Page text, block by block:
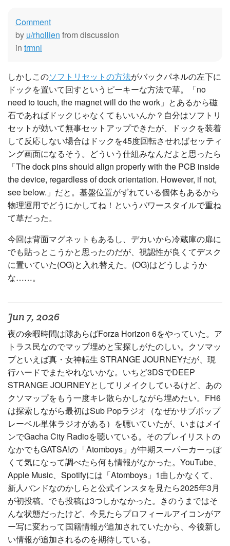
Comment
by u/rhollien from discussion
in trmnl
しかしこのソフトリセットの方法がバックパネルの左下に
ドックを置いて回すというピーキーな方法で草。「no
need to touch, the magnet will do the work」とあるから磁
石であればドックじゃなくてもいいんか？自分はソフトリ
セットが効いて無事セットアップできたが、ドックを装着
して反応しない場合はドックを45度回転させればセッティ
ング画面になるそう。どういう仕組みなんだよと思ったら
「The dock pins should align properly with the PCB inside
the device, regardless of dock orientation. However, if not,
see below.」だと。基盤位置がずれている個体もあるから
物理運用でどうにかしてね！というパワースタイルで重ね
て草だった。
今回は背面マグネットもあるし、デカいから冷蔵庫の扉に
でも貼っとこうかと思ったのだが、視認性が良くてデスク
に置いていた(OG)と入れ替えた。(OG)はどうしようか
な……。
Jun 7, 2026
夜の余暇時間は隙あらばForza Horizon 6をやっていた。ア
トラス民なのでマップ埋めと宝探しがたのしい。クソマッ
プといえば真・女神転生 STRANGE JOURNEYだが、現
行ハードでまたやれないかな。いちど3DSでDEEP
STRANGE JOURNEYとしてリメイクしているけど、あの
クソマップをもう一度キレ散らかしながら埋めたい。FH6
は探索しながら最初はSub Popラジオ（なぜかサブポップ
レーベル単体ラジオがある）を聴いていたが、いまはメイ
ンでGacha City Radioを聴いている。そのプレイリストの
なかでもGATSA!の「Atomboys」が中期スーパーカーっぽ
くて気になって調べたら何も情報がなかった。YouTube、
Apple Music、Spotifyには「Atomboys」1曲しかなくて、
新人バンドなのかしらと公式インスタを見たら2025年3月
が初投稿。でも投稿は3つしかなかった。きのうまではそ
んな状態だったけど、今見たらプロフィールアイコンがア
ー写に変わって国籍情報が追加されていたから、今後新し
い情報が追加されるのを期待している。